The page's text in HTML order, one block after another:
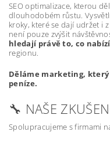
SEO optimalizace, kterou
dlouhodobém růstu.
kroky, které se dají udržet i
není pouze zvýšit
hledají právě to, co
regionu.
Děláme marketing,
peníze.
🔧 NAŠE
Spolupracujeme s firmami